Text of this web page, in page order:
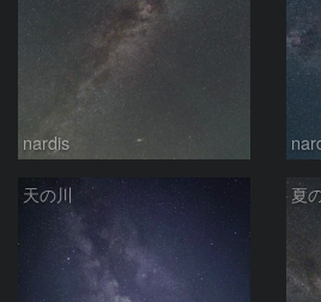
nardis
天の川 夏